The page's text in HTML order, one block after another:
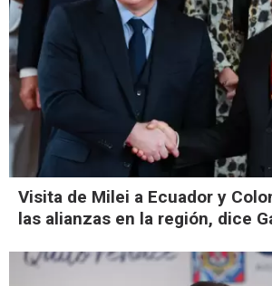
Visita de Milei a Ecuador y
las alianzas en la región, dice